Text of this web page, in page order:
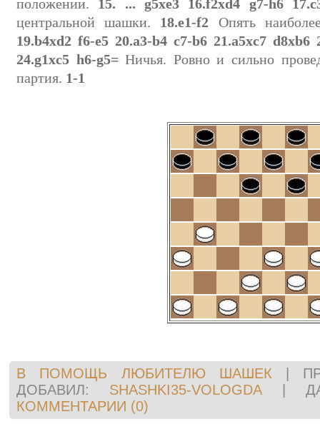
положении. 15. ... g5xe3 16.f2xd4 g7-h6
центральной шашки. 18.e1-f2 Опять
19.b4xd2 f6-e5 20.a3-b4 c7-b6 21.a5xc7
24.g1xc5 h6-g5=Ничья. Ровно и сильно
партия. 1-1
В ПОМОЩЬ ЛЮБИТЕЛЮ ШАШЕК|
ДОБАВИЛ:
SHASHKI35-VOLOGDA|
КОММЕНТАРИИ (0)